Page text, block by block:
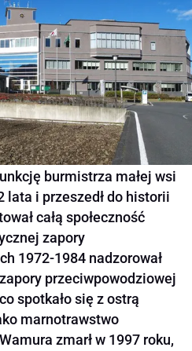
burmistrza małej wsi
lata i przeszedł do historii
całą społeczność
zapory
1972-1984 nadzorował
przeciwpowodziowej
spotkało się z ostrą
marnotrawstwo
zmarł w 1997 roku,